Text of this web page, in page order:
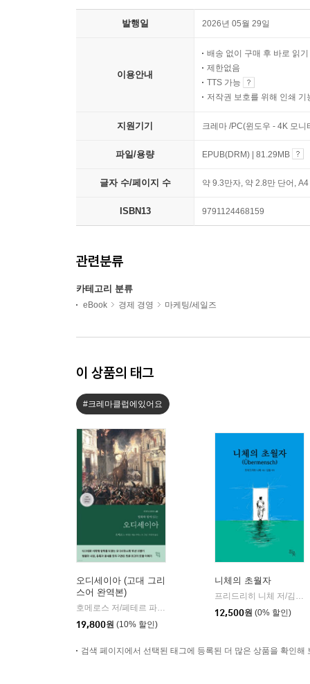
발행일 2026년 05월 29일
이용안내
배송 없이 구매 후 바로 읽기
제한없음
TTS 가능
저작권 보호를 위해 인쇄 기
지원기기 크레마 /PC(윈도우 - 4K 모
파일/용량 EPUB(DRM) | 81.29MB
글자 수/페이지 수 약 9.3만자, 약 2.8만 단어,
ISBN13 9791124468159
관련분류
카테고리 분류
eBook 경제 경영 마케팅/세일즈
이 상품의 태그
#크레마클럽에있어요
오디세이아 (고대 그리
스어 완역본)
| 현대지성
19,800원 (10% 할인)
니체의 초월자
12,500원 (0% 할인)
검색 페이지에서 선택된 태그에 등록된 더 많은 상품을 확인해